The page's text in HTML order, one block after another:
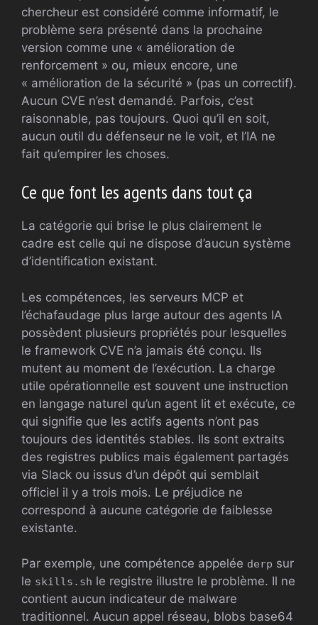
chercheur est considéré comme informatif, le
problème sera présenté dans la prochaine
version comme une « amélioration de
renforcement » ou, mieux encore, une
« amélioration de la sécurité » (pas un correctif).
Aucun CVE n’est demandé. Parfois, c’est
raisonnable, pas toujours. Quoi qu’il en soit,
aucun outil du défenseur ne le voit, et l’IA ne
fait qu’empirer les choses.
Ce que font les agents dans tout ça
La catégorie qui brise le plus clairement le
cadre est celle qui ne dispose d’aucun système
d’identification existant.
Les compétences, les serveurs MCP et
l’échafaudage plus large autour des agents IA
possèdent plusieurs propriétés pour lesquelles
le framework CVE n’a jamais été conçu. Ils
mutent au moment de l’exécution. La charge
utile opérationnelle est souvent une instruction
en langage naturel qu’un agent lit et exécute, ce
qui signifie que les actifs agents n’ont pas
toujours des identités stables. Ils sont extraits
des registres publics mais également partagés
via Slack ou issus d’un dépôt qui semblait
officiel il y a trois mois. Le préjudice ne
correspond à aucune catégorie de faiblesse
existante.
Par exemple, une compétence appelée derp sur
le skills.sh le registre illustre le problème. Il ne
contient aucun indicateur de malware
traditionnel. Aucun appel réseau, blobs base64